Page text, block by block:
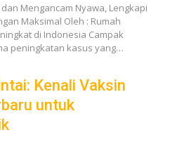
Mengancam Nyawa, Lengkapi
Maksimal Oleh : Rumah
di Indonesia Campak
peningkatan kasus yang…
Kenali Vaksin
untuk